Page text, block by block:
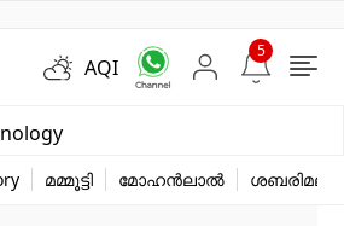
AQI
5
മമ്മൂട്ടി മോഹൻലാൽ ശബരിമല